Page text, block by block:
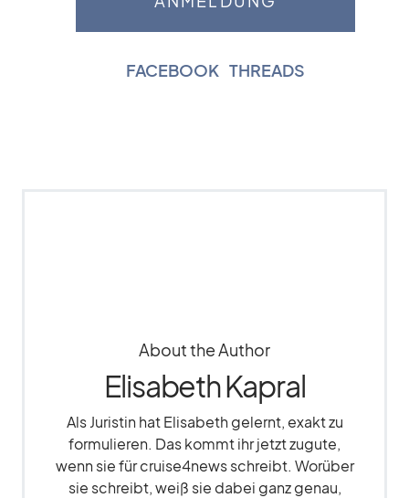
FACEBOOK THREADS
About the Author
Elisabeth Kapral
Als Juristin hat Elisabeth gelernt, exakt zu
formulieren. Das kommt ihr jetzt zugute,
wenn sie für cruise4news schreibt. Worüber
sie schreibt, weiß sie dabei ganz genau,